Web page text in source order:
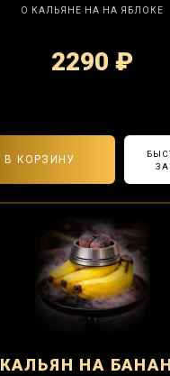
О КАЛЬЯНЕ НА НА ЯБЛОКЕ
2290 ₽
В КОРЗИНУ
КАЛЬЯН НА